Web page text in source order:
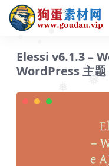
❅
❅
❅
❅
Elessi v6.1.3 –
WordPress 主题